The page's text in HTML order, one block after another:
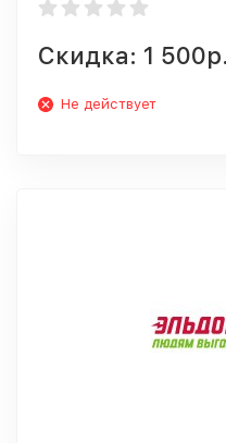
Скидка: 1 500р.
Не действует